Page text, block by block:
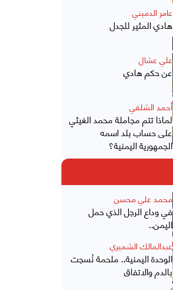
عامر الدميني
هادي المثير للجدل
علي عشال
عن حكم هادي
أحمد الشلفي
لماذا تتم مجاملة محمد الغيثي
على حساب بلد اسمه
الجمهورية اليمنية؟
محمد علي محسن
في وداع الرجل الذي حمل
اليمن..
عبدالمالك الشميري
الوحدة اليمنية.. ملحمة نُسجت
بالدم والاتفاق